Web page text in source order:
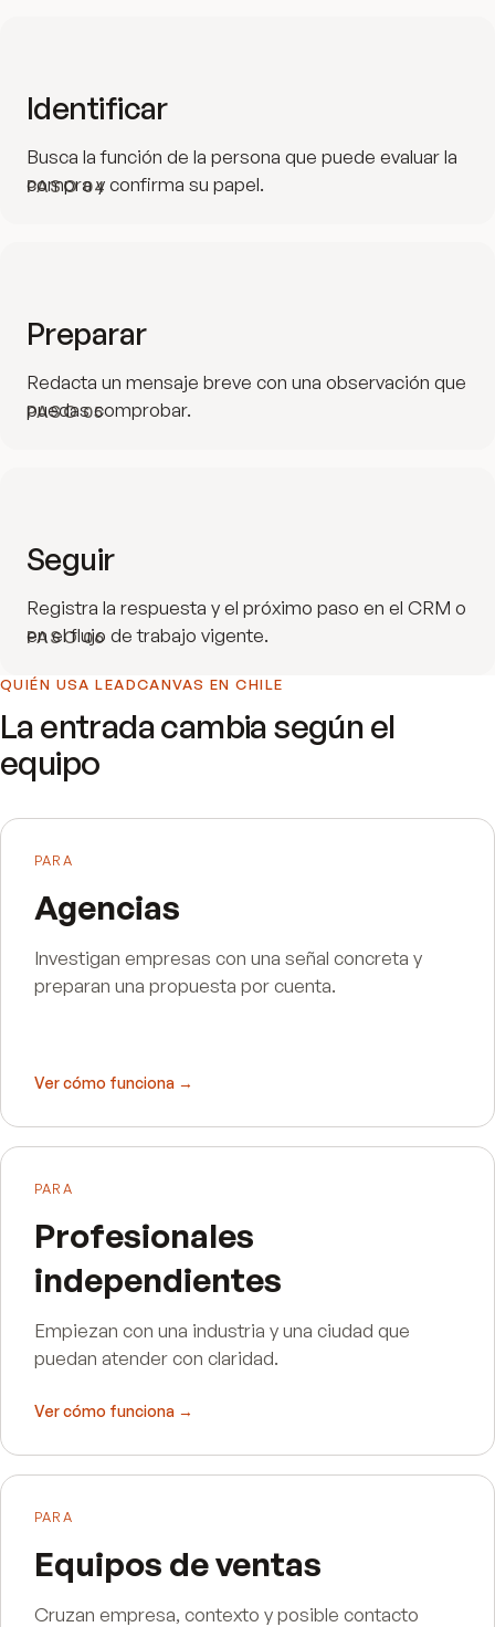
PASO04
Identificar
Busca la función de la persona que puede evaluar la
compra y confirma su papel.
PASO05
Preparar
Redacta un mensaje breve con una observación que
puedas comprobar.
PASO06
Seguir
Registra la respuesta y el próximo paso en el CRM o
en el flujo de trabajo vigente.
QUIÉN USA LEADCANVAS ENCHILE
La entrada cambia según el
equipo
PARA
Agencias
Investigan empresas con una señal concreta y
preparan una propuesta por cuenta.
Ver cómo funciona →
PARA
Profesionales
independientes
Empiezan con una industria y una ciudad que
puedan atender con claridad.
Ver cómo funciona →
PARA
Equipos de ventas
Cruzan empresa, contexto y posible contacto